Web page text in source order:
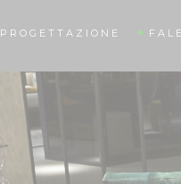
PROGETTAZIONE